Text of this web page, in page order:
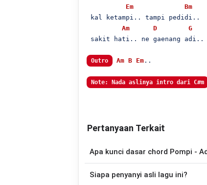
Em
Bm
kal ketampi.. tampi pedidi..
Am
D
G
sakit hati.. ne gaenang adi..
Outro Am B Em ..
Note: Nada aslinya intro dari C#m
Pertanyaan Terkait
Apa kunci dasar chord Pompi -
disederhanakan sehingga lebih
Siapa penyanyi asli lagu ini?